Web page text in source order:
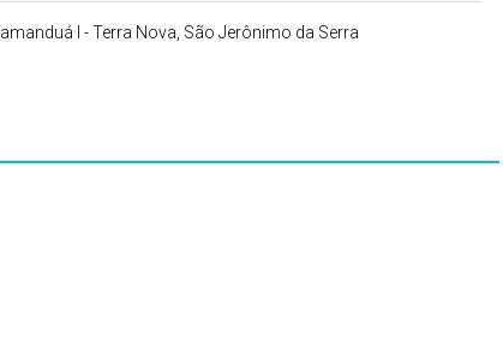
I - Terra Nova, São Jerônimo da Serra